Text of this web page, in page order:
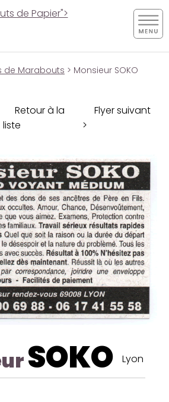
de Papier">
de Marabouts > Monsieur SOKO
Retour à la
liste
Flyer suivant
>
SOKO Lyon